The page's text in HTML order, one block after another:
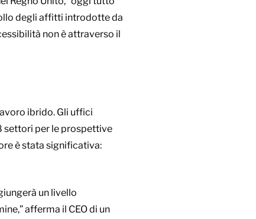
degli affitti introdotte da
non è attraverso il
ibrido. Gli uffici
settori per le prospettive
è stata significativa:
un livello
afferma il CEO di un